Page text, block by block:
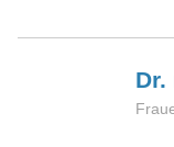
Dr.